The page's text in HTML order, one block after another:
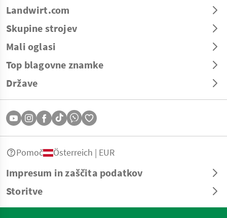
Landwirt.com
Skupine strojev
Mali oglasi
Top blagovne znamke
Države
Impresum in zaščita podatkov
Storitve
Pomoč Österreich | EUR